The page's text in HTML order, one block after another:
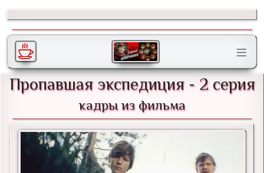
Пропавшая экспедиция - 2 серия
кадры из фильма